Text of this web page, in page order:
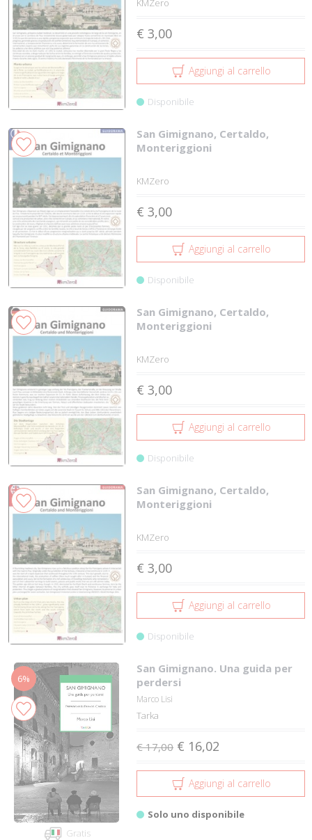
KMZero
€ 3,00
Aggiungi al carrello
Disponibile
San Gimignano, Certaldo,
Monteriggioni
KMZero
€ 3,00
Aggiungi al carrello
Disponibile
San Gimignano, Certaldo,
Monteriggioni
KMZero
€ 3,00
Aggiungi al carrello
Disponibile
San Gimignano, Certaldo,
Monteriggioni
KMZero
€ 3,00
Aggiungi al carrello
Disponibile
6%
Gratis
San Gimignano. Una guida per
perdersi
Marco Lisi
Tarka
€ 17,00 € 16,02
Aggiungi al carrello
Solo uno disponibile